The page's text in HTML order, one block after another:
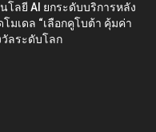
โลยี AI ยกระดับบริการหลัง
มเดล “เลือกคูโบต้า คุ้มค่า
วัลระดับโลก